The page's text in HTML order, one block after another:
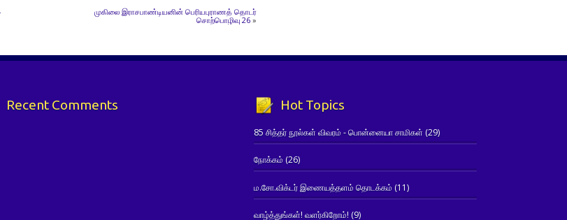
முகிலை இராசபாண்டியனின் பெரியபுராணத் தொடர்
சொற்பொழிவு 26 »
Recent Comments Hot Topics
85 சித்தர் நூல்கள் விவரம் - பொன்னையா சாமிகள் (29)
நோக்கம் (26)
ம.சோ.விக்டர் இணையத்தளம் தொடக்கம் (11)
வாழ்த்துங்கள்! வளர்கிறோம்! (9)